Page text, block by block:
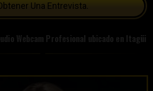
Una Entrevista.
Webcam Profesional ubicado en Itagüi